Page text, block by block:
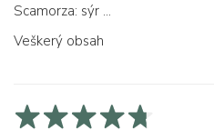
Scamorza: sýr ...
Veškerý obsah